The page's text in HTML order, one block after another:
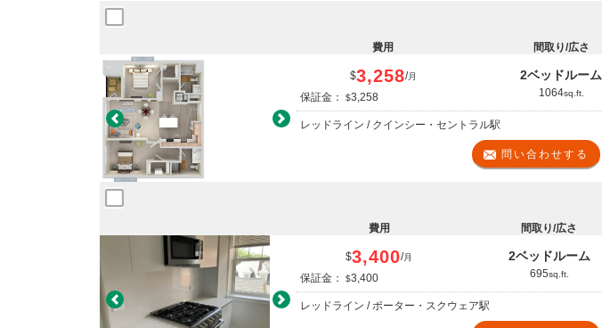
Previous Next
費用 間取り/広さ
$3,258/月
保証金： $3,258
2ベッドルーム
1064sq.ft.
レッドライン / クインシー・セントラル駅
問い合わせする
Previous Next
費用 間取り/広さ
$3,400/月
保証金： $3,400
2ベッドルーム
695sq.ft.
レッドライン / ポーター・スクウェア駅